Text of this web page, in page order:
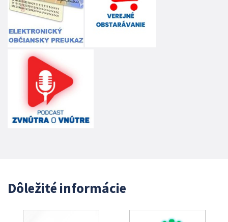
Dôležité informácie